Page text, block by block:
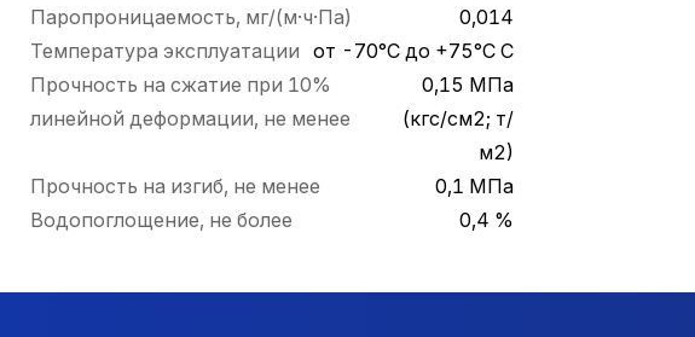
Паропроницаемость, мг/(м·ч·Па)
0,014
Температура эксплуатации от -70°С до +75°С С
Прочность на сжатие при 10%
линейной деформации, не менее
0,15 МПа
(кгс/см2; т/
м2)
Прочность на изгиб, не менее
0,1 МПа
Водопоглощение, не более
0,4 %